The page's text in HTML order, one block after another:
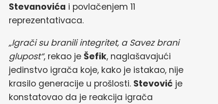
Stevanovića i povlačenjem 11
reprezentativaca.
„Igrači su branili integritet, a Savez brani
glupost“, rekao je Šefik, naglašavajući
jedinstvo igrača koje, kako je istakao, nije
krasilo generacije u prošlosti. Stevović je
konstatovao da je reakcija igrača